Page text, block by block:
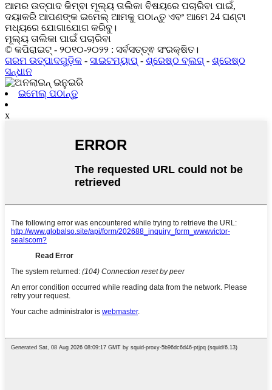
ଆମର ଉତ୍ପାଦ କିମ୍ବା ମୂଲ୍ୟ ତାଲିକା ବିଷୟରେ ପଚାରିବା ପାଇଁ,
ଦୟାକରି ଆପଣଙ୍କ ଇମେଲ୍ ଆମକୁ ପଠାନ୍ତୁ ଏବଂ ଆମେ 24 ଘଣ୍ଟା
ମଧ୍ୟରେ ଯୋଗାଯୋଗ କରିବୁ।
ମୂଲ୍ୟ ତାଲିକା ପାଇଁ ପଚାରିବା
© କପିରାଇଟ୍ - ୨୦୧୦-୨୦୨୨ : ସର୍ବସତ୍ତ୍ଵ ସଂରକ୍ଷିତ।
ଗରମ ଉତ୍ପାଦଗୁଡ଼ିକ - ସାଇଟମ୍ୟାପ୍ - ଶ୍ରେଷ୍ଠ ବ୍ଲଗ୍ - ଶ୍ରେଷ୍ଠ
ସନ୍ଧାନ
ଇମେଲ୍ ପଠାନ୍ତୁ
x